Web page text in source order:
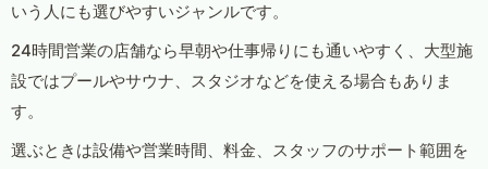
いう人にも選びやすいジャンルです。
24時間営業の店舗なら早朝や仕事帰りにも通いやすく、大型施
設ではプールやサウナ、スタジオなどを使える場合もありま
す。
選ぶときは設備や営業時間、料金、スタッフのサポート範囲を